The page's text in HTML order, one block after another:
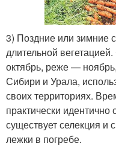
3) Поздние или зимние
длительной
октябрь, реже —
Сибири и Урала,
своих территориях.
практически
существует селекция
лежки в погребе.